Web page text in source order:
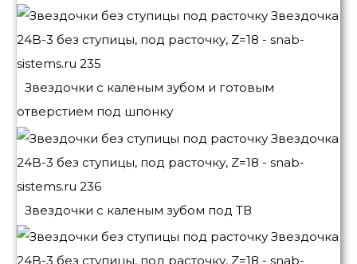
Звездочки с каленым зубом и готовым
отверстием под шпонку
Звездочки с каленым зубом под ТВ